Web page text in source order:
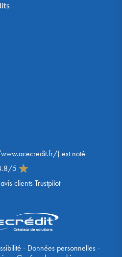
) est noté
/5
avis clients Trustpilot
- Données personnelles-